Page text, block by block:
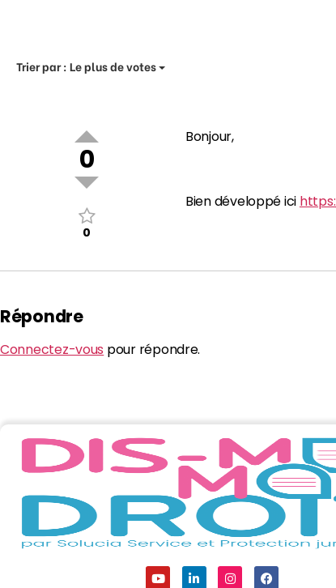
Trier par :Le plus de votes
0
0
Bonjour,
Bien développé ici
Répondre
Connectez-vous pour répondre.